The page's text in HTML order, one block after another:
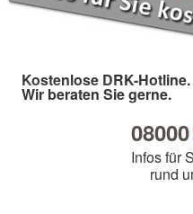
Kostenlose DRK-Hotline.
Wir beraten Sie gerne.
08000
Infos für
rund